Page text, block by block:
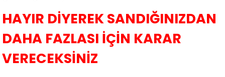
HAYIR DİYEREK SANDIĞINIZDAN
DAHA FAZLASI İÇİN KARAR
VERECEKSİNİZ